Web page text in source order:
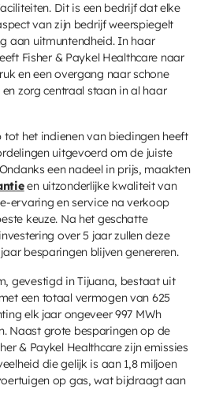
Dit is een bedrijf dat elke
van zijn bedrijf weerspiegelt
aan uitmuntendheid. In haar
Fisher & Paykel Healthcare naar
en een overgang naar schone
zorg centraal staan in al haar
het indienen van biedingen heeft
uitgevoerd om de juiste
een nadeel in prijs, maakten
en uitzonderlijke kwaliteit van
ervaring en service na verkoop
keuze. Na het geschatte
over 5 jaar zullen deze
besparingen blijven genereren.
gevestigd in Tijuana, bestaat uit
een totaal vermogen van 625
elk jaar ongeveer 997 MWh
Naast grote besparingen op de
& Paykel Healthcare zijn emissies
die gelijk is aan 1,8 miljoen
op gas, wat bijdraagt aan